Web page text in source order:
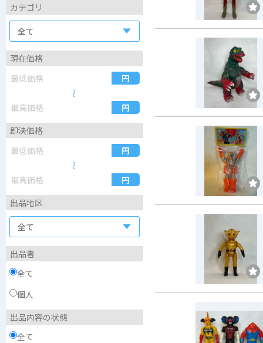
カテゴリ
現在価格
〜
即決価格
〜
出品地区
出品者
全て
個人
出品内容の状態
全て